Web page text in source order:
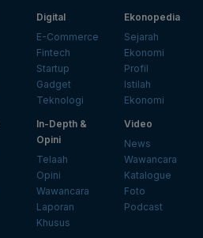
Digital
E-Commerce
Fintech
Startup
Gadget
Teknologi
Ekonopedia
Sejarah
Ekonomi
Profil
Istilah
Ekonomi
In-Depth &
Opini
Telaah
Opini
Wawancara
Laporan
Khusus
Video
News
Wawancara
Katalogue
Foto
Podcast